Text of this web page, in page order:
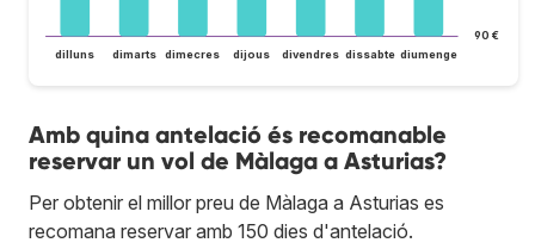
90 €
dilluns dimarts dimecres dijous divendres dissabte diumenge
Amb quina antelació és recomanable
reservar un vol de Màlaga a Asturias?
Per obtenir el millor preu de Màlaga a Asturias es
recomana reservar amb 150 dies d'antelació.